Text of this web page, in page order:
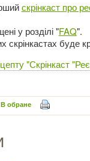
скрінкаст про
у розділі "FAQ".
скрінкастах
"Скрінкаст
В обране